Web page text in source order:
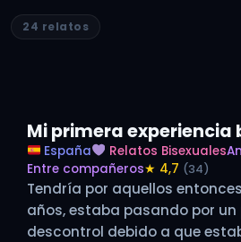
24 relatos
Mi primera experiencia
España Relatos Bisexuales
Entre compañeros★ 4,7 (34)
Tendría por aquellos
años, estaba pasando por un
descontrol debido a que